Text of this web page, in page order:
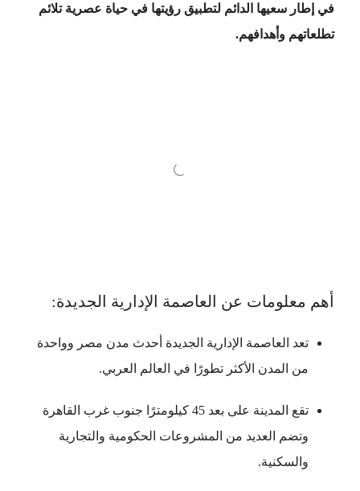
في إطار سعيها الدائم لتطبيق رؤيتها في حياة عصرية تلائم
تطلعاتهم وأهدافهم.
أهم معلومات عن العاصمة الإدارية الجديدة:
تعد العاصمة الإدارية الجديدة أحدث مدن مصر وواحدة
من المدن الأكثر تطورًا في العالم العربي.
تقع المدينة على بعد 45 كيلومترًا جنوب غرب القاهرة
وتضم العديد من المشروعات الحكومية والتجارية
والسكنية.